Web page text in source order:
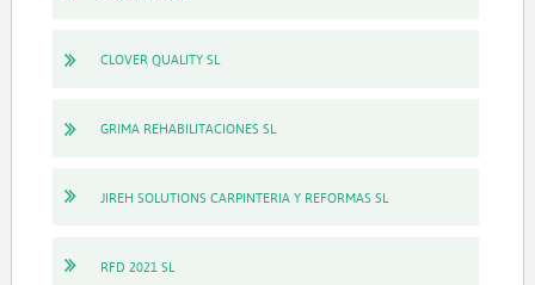
CLOVER QUALITY SL
GRIMA REHABILITACIONES SL
JIREH SOLUTIONS CARPINTERIA Y REFORMAS SL
RFD 2021 SL